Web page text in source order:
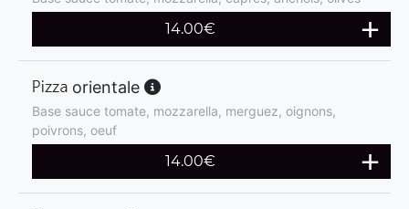
14.00€
orientale
Base sauce tomate, mozzarella, merguez, oignons,
poivrons, oeuf
14.00€